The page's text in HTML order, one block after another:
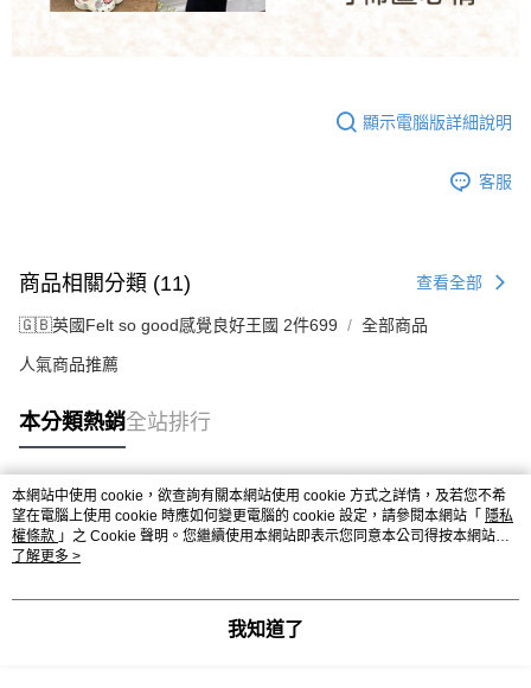
顯示電腦版詳細說明
客服
商品相關分類 (11) 查看全部
🇬🇧英國Felt so good感覺良好王國 2件699 全部商品
人氣商品推薦
本分類熱銷全站排行
熱門標籤
本網站中使用 cookie，欲查詢有關本網站使用 cookie 方式之詳情，及若您不希
望在電腦上使用 cookie 時應如何變更電腦的 cookie 設定，請參閱本網站「 隱私
權條款 」之 Cookie 聲明。您繼續使用本網站即表示您同意本公司得按本網站使
用條款之 Cookie 聲明使用 cookie。
了解更多 >
我知道了